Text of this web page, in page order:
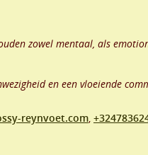
zowel mentaal, als
en een vloeiende
reynvoet.com,